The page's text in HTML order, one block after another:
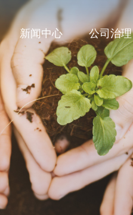
新闻中心 公司治理